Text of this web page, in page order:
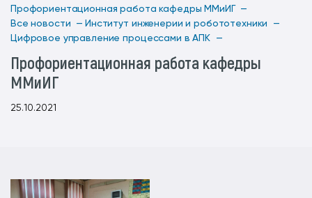
Профориентационная работа кафедры ММиИГ —
Все новости — Институт инженерии и робототехники —
Цифровое управление процессами в АПК —
Профориентационная работа кафедры
ММиИГ
25.10.2021